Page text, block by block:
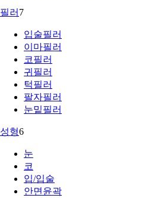
필러 7
입술필러
이마필러
코필러
귀필러
턱필러
팔자필러
눈밑필러
성형6
눈
코
입/입술
안면윤곽